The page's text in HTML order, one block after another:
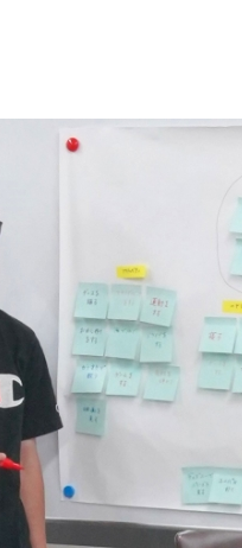
就職・資格
財務情報・監査報告公開
寄附行為
役員報酬基準
役員名簿
日本高等教育評価機構